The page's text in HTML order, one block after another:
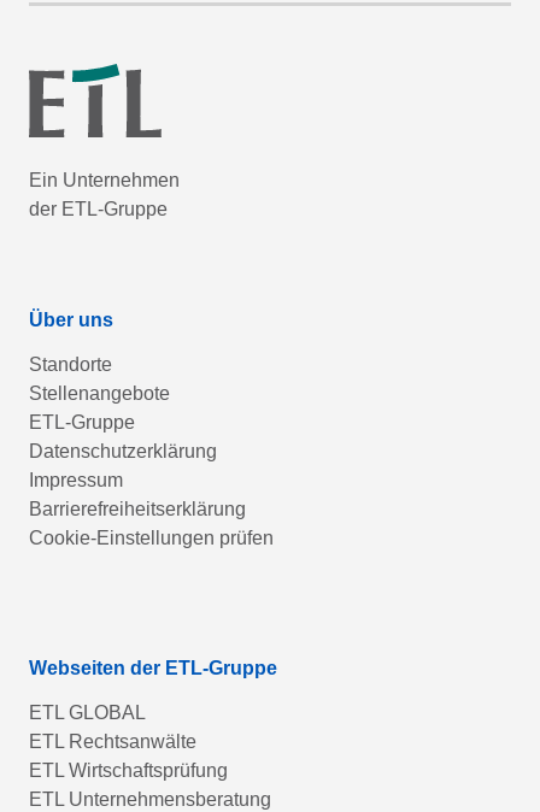
Ein Unternehmen
der ETL-Gruppe
Über uns
Standorte
Stellenangebote
ETL-Gruppe
Datenschutzerklärung
Impressum
Barrierefreiheitserklärung
Cookie-Einstellungen prüfen
Webseiten der ETL-Gruppe
ETL GLOBAL
ETL Rechtsanwälte
ETL Wirtschaftsprüfung
ETL Unternehmensberatung